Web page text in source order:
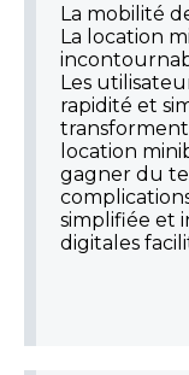
La mobilité
La location
Les
rapidité et
location
gagner du
simplifiée et
digitales